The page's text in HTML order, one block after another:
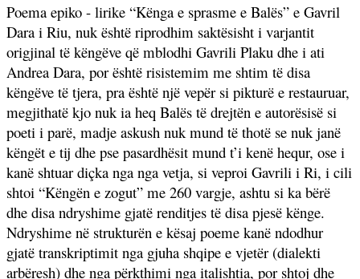
Poema epiko - lirike “Kënga e sprasme e Balës” e Gavril
Dara i Riu, nuk është riprodhim saktësisht i varjantit
origjinal të këngëve që mblodhi Gavrili Plaku dhe i ati
Andrea Dara, por është risistemim me shtim të disa
këngëve të tjera, pra është një vepër si pikturë e restauruar,
megjithatë kjo nuk ia heq Balës të drejtën e autorësisë si
poeti i parë, madje askush nuk mund të thotë se nuk janë
këngët e tij dhe pse pasardhësit mund t’i kenë hequr, ose i
kanë shtuar diçka nga nga vetja, si veproi Gavrili i Ri, i cili
shtoi “Këngën e zogut” me 260 vargje, ashtu si ka bërë
dhe disa ndryshime gjatë renditjes të disa pjesë kënge.
Ndryshime në strukturën e kësaj poeme kanë ndodhur
gjatë transkriptimit nga gjuha shqipe e vjetër (dialekti
arbëresh) dhe nga përkthimi nga italishtia, por shtoj dhe